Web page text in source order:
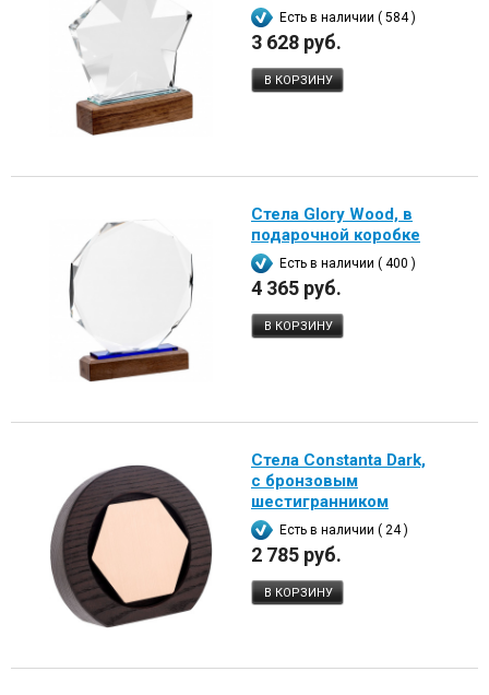
Есть в наличии ( 584 )
3 628 руб.
В КОРЗИНУ
Стела Glory Wood, в
подарочной коробке
Есть в наличии ( 400 )
4 365 руб.
В КОРЗИНУ
Стела Constanta Dark,
с бронзовым
шестигранником
Есть в наличии ( 24 )
2 785 руб.
В КОРЗИНУ